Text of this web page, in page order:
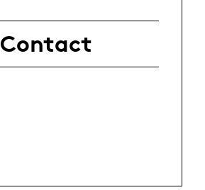
Contact